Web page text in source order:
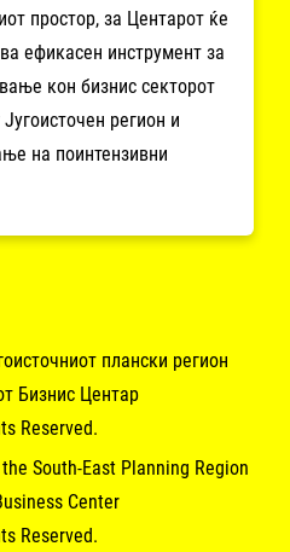
простор, за Центарот ќе
ефикасен инструмент за
кон бизнис секторот
регион и
на поинтензивни
плански регион
Бизнис Центар
Reserved.
South-East Planning Region
Center
Reserved.